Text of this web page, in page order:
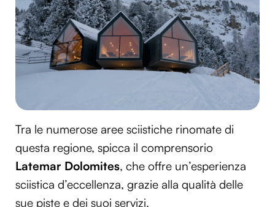
Tra le numerose aree sciistiche rinomate di
questa regione, spicca il comprensorio
Latemar Dolomites, che offre un’esperienza
sciistica d’eccellenza, grazie alla qualità delle
sue piste e dei suoi servizi.